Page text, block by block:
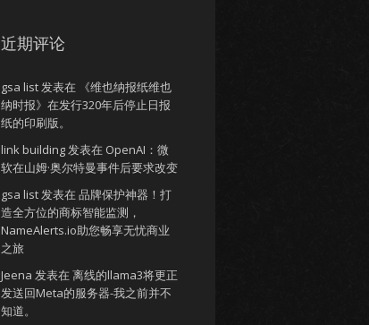
近期评论
gsa list发表在
《维也纳报纸维也
纳时报》在发行320年后停止日报
纸的印刷版。
link building发表在 OpenAI：微
软在山姆·奥尔特曼事件后要求改变
gsa list发表在 品牌保护神器！打
造全方位的商标智能监测，
NameAlerts.io助您畅享无忧商业
之旅
Jeena 发表在 离线的llama3将更正
发送回Meta的服务器-我之前并不
知道。